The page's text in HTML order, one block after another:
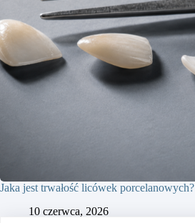
Jaka jest trwałość licówek porcelanowych?
10 czerwca, 2026